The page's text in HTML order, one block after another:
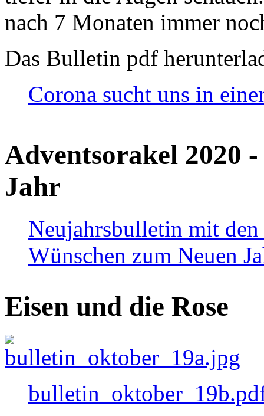
nach 7 Monaten immer
Das Bulletin pdf
Corona sucht uns in
Adventsorakel 2020
Jahr
Neujahrsbulletin mit den
Wünschen zum Neuen
Eisen und die Rose